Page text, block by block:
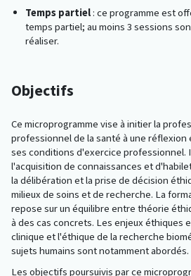
Temps partiel : ce programme est
temps partiel; au moins 3 sessions
réaliser.
Objectifs
Ce microprogramme vise à initier la
professionnel de la santé à une réflexion
ses conditions d'exercice professionnel.
l'acquisition de connaissances et
la délibération et la prise de décision
milieux de soins et de recherche. La
repose sur un équilibre entre théorie
à des cas concrets. Les enjeux éthiques
clinique et l'éthique de la recherche
sujets humains sont notamment abordés.
Les objectifs poursuivis par ce